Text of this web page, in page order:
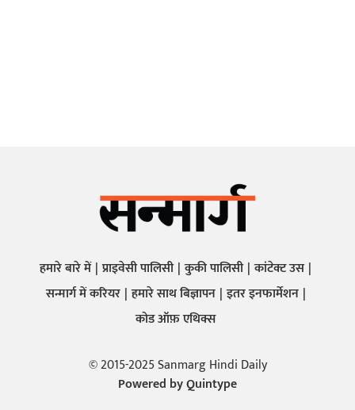
हमारे बारे में प्राइवेसी पालिसी कुकी पालिसी कांटेक्ट उस
सन्मार्ग में करियर हमारे साथ बिज्ञापन इतर इनफार्मेशन
कोड ऑफ़ एथिक्स
© 2015-2025 Sanmarg Hindi Daily
Powered byQuintype